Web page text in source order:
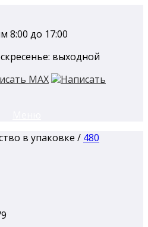
8:00 до 17:00
выходной
MAX
Написать
в упаковке / 480